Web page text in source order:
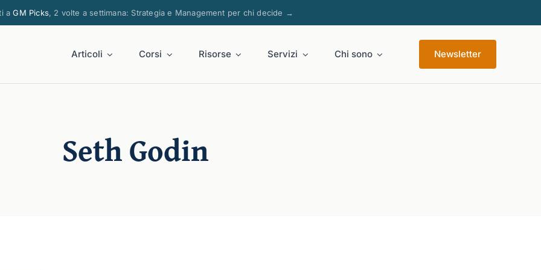
aGM Picks, 2 volte a settimana: Strategia e Management per chi decide →
Articoli Corsi Risorse Servizi Chi sono Newsletter
Seth Godin